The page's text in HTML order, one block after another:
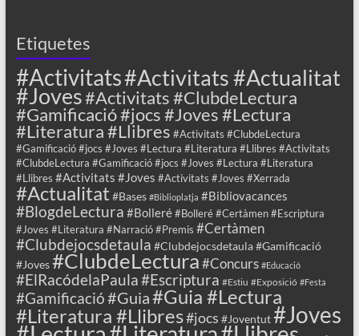
Etiquetes
#Activitats#Activitats #Actualitat
#Joves#Activitats #ClubdeLectura
#Gamificació #jocs #Joves #Lectura
#Literatura #Llibres #Activitats #ClubdeLectura
#Gamificació #jocs #Joves #Lectura #Literatura #Llibres #Activitats
#ClubdeLectura #Gamificació #jocs #Joves #Lectura #Literatura
#Llibres #Activitats #Joves #Activitats #Joves #Xerrada
#Actualitat #Bases #Biblioplatja #Bibliovacances
#BlogdeLectura #Bolleré #Bolleré #Certàmen #Escriptura
#Joves #Literatura #Narració #Premis #Certàmen
#Clubdejocsdetaula #Clubdejocsdetaula #Gamificació
#Joves#ClubdeLectura#Concurs #Educació
#ElRacódelaPaula#Escriptura #Estiu #Exposició #Festa
#Gamificació#Guia#Guia #Lectura
#Literatura #Llibres#jocs #Joventut#Joves